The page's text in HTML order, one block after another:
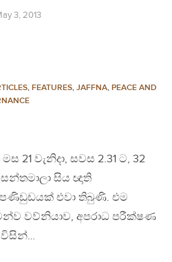
3, 2013
, FEATURES, JAFFNA, PEACE AND
21 වැනිදා, සවස 2.31 ට, 32
සිය ඥාති
එවා තිබුණි. එම
වව්නියාව, අපරාධ පරීක්ෂණ
විසින්…